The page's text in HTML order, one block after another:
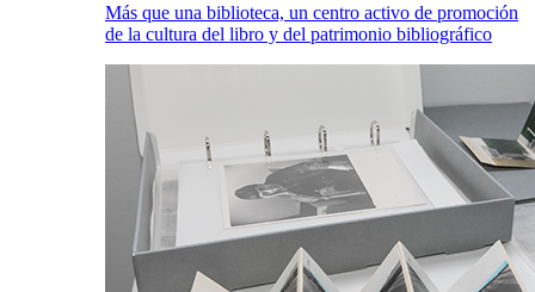
Más que una biblioteca, un centro activo de promoción
de la cultura del libro y del patrimonio bibliográfico